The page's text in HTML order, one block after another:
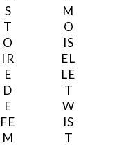
S
T
O
IR
E
D
E
FE
M
M
O
IS
EL
LE
T
W
IS
T